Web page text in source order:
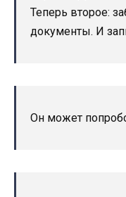
Теперь второе:
документы. И
Он может